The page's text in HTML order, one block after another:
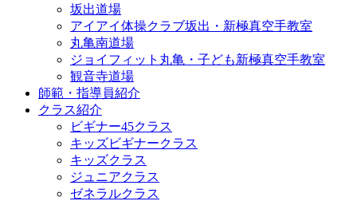
坂出道場
アイアイ体操クラブ坂出・新極真空手教室
丸亀南道場
ジョイフィット丸亀・子ども新極真空手教室
観音寺道場
師範・指導員紹介
クラス紹介
ビギナー45クラス
キッズビギナークラス
キッズクラス
ジュニアクラス
ゼネラルクラス